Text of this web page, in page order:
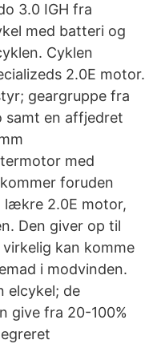
3.0 IGH fra
med batteri og
Cyklen
2.0E motor.
geargruppe fra
samt en affjedret
med
foruden
lækre 2.0E motor,
Den giver op til
kan komme
i modvinden.
elcykel; de
give fra 20-100%